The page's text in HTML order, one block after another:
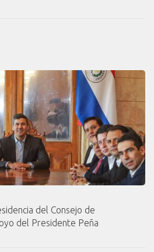
del Consejo de
del Presidente Peña